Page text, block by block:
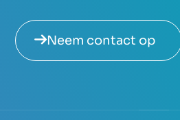
Neem contact op